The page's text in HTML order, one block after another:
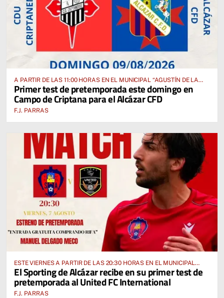
A PARTIR DE LAS 11:00 HORAS EN EL MUNICIPAL “AGUSTÍN DE LA
FUENTE” ANTE EL CUD CRIPTANENSE
Primer test de pretemporada este domingo en
Campo de Criptana para el Alcázar CFD
F.J. PARRAS
ESTE VIERNES A PARTIR DE LAS 20:30 HORAS EN EL MUNICIPAL
“MANUEL DELGADO MECO”
El Sporting de Alcázar recibe en su primer test de
pretemporada al United FC International
F.J. PARRAS